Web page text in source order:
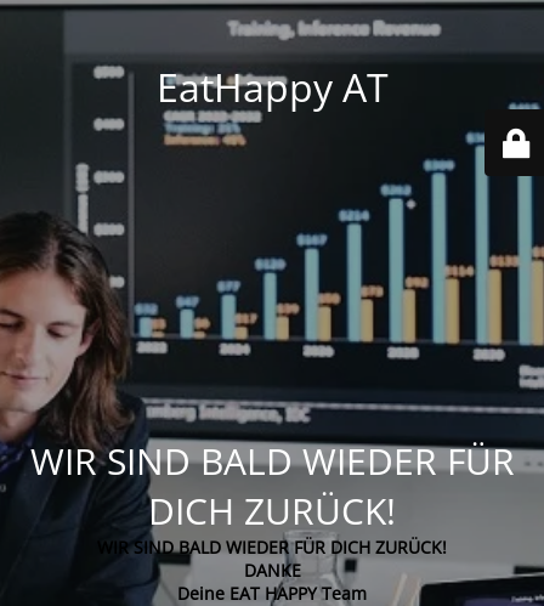
EatHappy AT
WIR SIND BALD WIEDER FÜR
DICH ZURÜCK!
WIR SIND BALD WIEDER FÜR DICH ZURÜCK!
DANKE
Deine EAT HAPPY Team